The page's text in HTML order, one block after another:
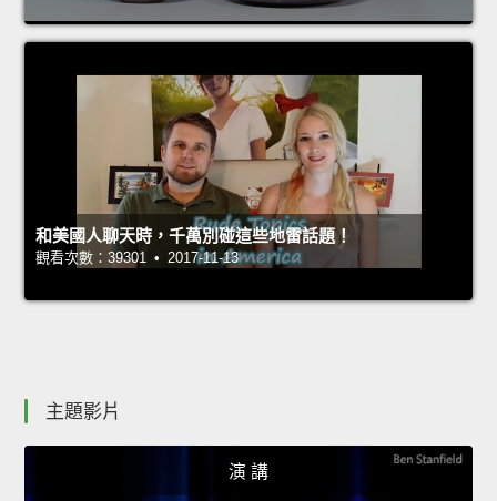
和美國人聊天時，千萬別碰這些地雷話題！
觀看次數：39301 • 2017-11-13
主題影片
演 講